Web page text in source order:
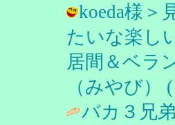
koeda様＞
たいな楽し
居間＆ベラ
（みやび）
バカ３兄